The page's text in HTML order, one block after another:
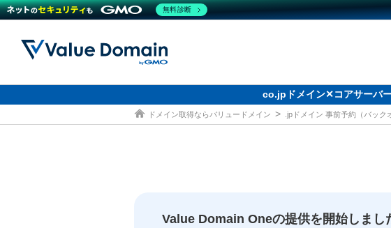
ドメイン ドメイン検索
レンタルサーバー コアサーバー
セキュリティ Value Domain ネットde
サービス お得意様割引
従来のバリュードメインをご利用希
従来のバリュードメインをご利用希
co.jpドメイン✕コアサーバ
ドメイン取得ならバリュードメイン .jpドメイン 事前予約（バック
Value Domain Oneの提供を開始しまし
無料診断